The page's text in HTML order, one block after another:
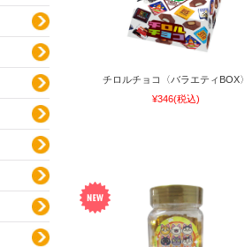
チロルチョコ〈バラエティBOX〉
¥346(税込)